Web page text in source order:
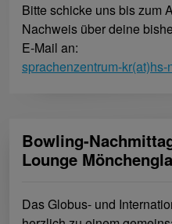
Bitte schicke uns bis zum
Nachweis über deine
E-Mail an:
sprachenzentrum-
Bowling-
Lounge
Das Globus- und